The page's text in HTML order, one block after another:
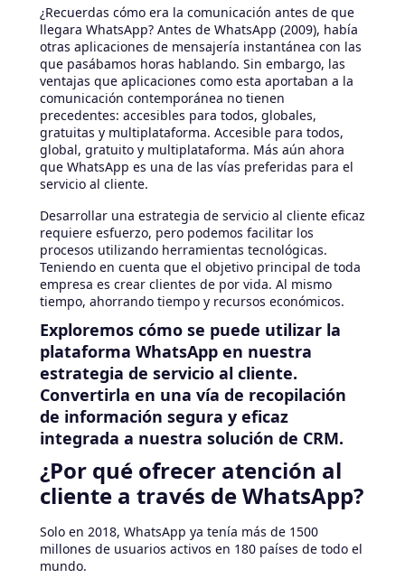
¿Recuerdas cómo era la comunicación antes de que
llegara WhatsApp? Antes de WhatsApp (2009), había
otras aplicaciones de mensajería instantánea con las
que pasábamos horas hablando. Sin embargo, las
ventajas que aplicaciones como esta aportaban a la
comunicación contemporánea no tienen
precedentes: accesibles para todos, globales,
gratuitas y multiplataforma. Accesible para todos,
global, gratuito y multiplataforma. Más aún ahora
que WhatsApp es una de las vías preferidas para el
servicio al cliente.
Desarrollar una estrategia de servicio al cliente eficaz
requiere esfuerzo, pero podemos facilitar los
procesos utilizando herramientas tecnológicas.
Teniendo en cuenta que el objetivo principal de toda
empresa es crear clientes de por vida. Al mismo
tiempo, ahorrando tiempo y recursos económicos.
Exploremos cómo se puede utilizar la
plataforma WhatsApp en nuestra
estrategia de servicio al cliente.
Convertirla en una vía de recopilación
de información segura y eficaz
integrada a nuestra solución de CRM.
¿Por qué ofrecer atención al
cliente a través de WhatsApp?
Solo en 2018, WhatsApp ya tenía más de 1500
millones de usuarios activos en 180 países de todo el
mundo.